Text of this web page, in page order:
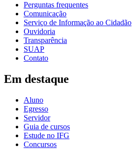
Perguntas frequentes
Comunicação
Serviço de Informação ao Cidadão
Ouvidoria
Transparência
SUAP
Contato
Em destaque
Aluno
Egresso
Servidor
Guia de cursos
Estude no IFG
Concursos